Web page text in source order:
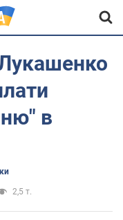
в
2,5 т.